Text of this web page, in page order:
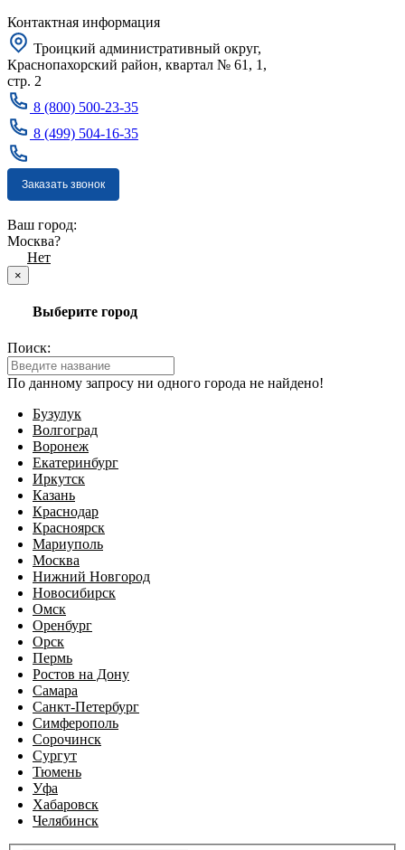
Контактная информация
Троицкий административный округ,
Краснопахорский район, квартал № 61, 1,
стр. 2
8 (800) 500-23-35
8 (499) 504-16-35
Заказать звонок
Ваш город:
Москва?
Нет
×
Выберите город
Поиск:
По данному запросу ни одного города не найдено!
Бузулук
Волгоград
Воронеж
Екатеринбург
Иркутск
Казань
Краснодар
Красноярск
Мариуполь
Москва
Нижний Новгород
Новосибирск
Омск
Оренбург
Орск
Пермь
Ростов на Дону
Самара
Санкт-Петербург
Симферополь
Сорочинск
Сургут
Тюмень
Уфа
Хабаровск
Челябинск